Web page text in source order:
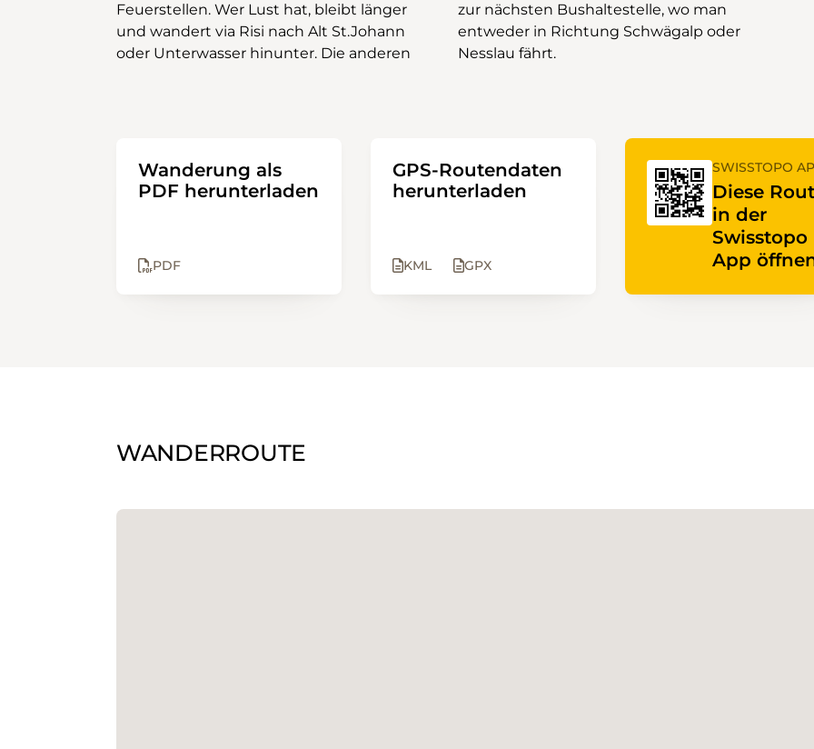
Feuerstellen. Wer Lust hat, bleibt länger
und wandert via Risi nach Alt St.Johann
oder Unterwasser hinunter. Die anderen
zur nächsten Bushaltestelle, wo man
entweder in Richtung Schwägalp oder
Nesslau fährt.
Wanderung als
PDF herunterladen
PDF
GPS-Routendaten
herunterladen
KML GPX
SWISSTOPO
Diese
in der
Swisstopo
App
WANDERROUTE